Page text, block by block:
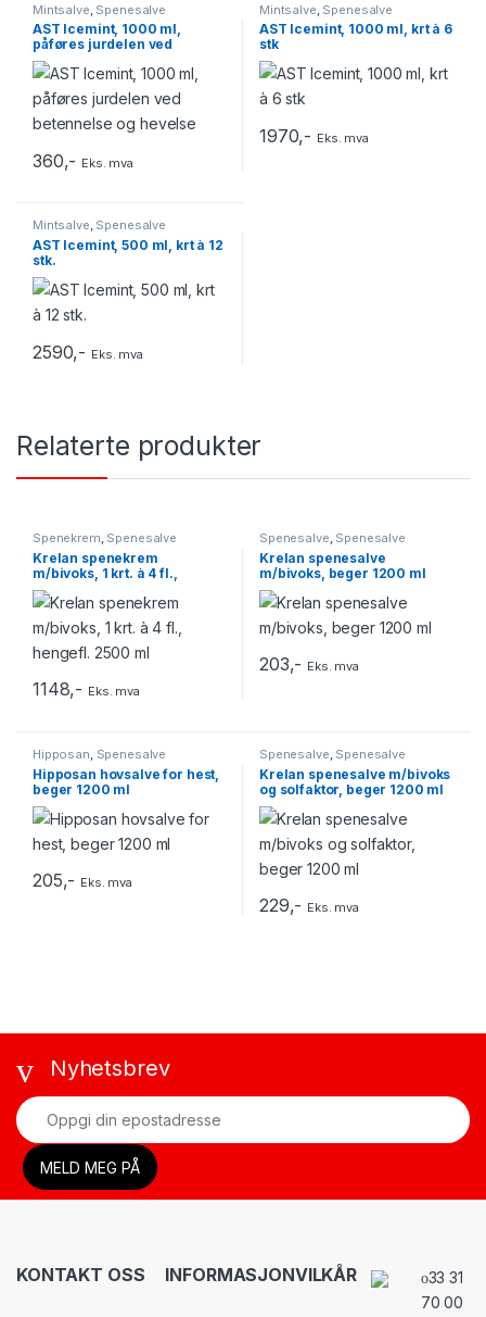
Mintsalve Spenesalve
AST Icemint, 1000 ml,
påføres jurdelen ved
betennelse og hevelse
360,- Eks. mva
Mintsalve Spenesalve
AST Icemint, 1000 ml, krt à 6
stk
1970,- Eks. mva
Mintsalve, Spenesalve
AST Icemint, 500 ml, krt à 12
stk.
2590,- Eks. mva
Relaterte produkter
Spenekrem, Spenesalve
Krelan spenekrem
m/bivoks, 1 krt. à 4 fl.,
hengefl. 2500 ml
1148,- Eks. mva
Spenesalve, Spenesalve
Krelan spenesalve
m/bivoks, beger 1200 ml
203,- Eks. mva
Hipposan Spenesalve
Hipposan hovsalve for hest,
beger 1200 ml
205,- Eks. mva
Spenesalve Spenesalve
Krelan spenesalve m/bivoks
og solfaktor, beger 1200 ml
229,- Eks. mva
Nyhetsbrev
KONTAKT OSS INFORMASJONVILKÅR
33 31
70 00